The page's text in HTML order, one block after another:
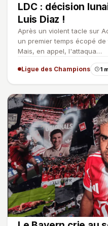
LDC : décision
Luis Diaz !
Après un violent tacle sur
un premier temps écopé
Mais, en appel, l'attaqua…
Ligue des Champions 1